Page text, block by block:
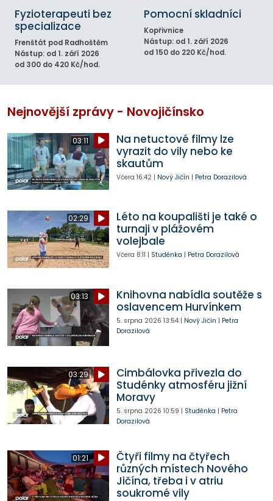
Fyzioterapeuti bez
specializace
Frenštát pod Radhoštěm
Nástup: od 1. září 2026
od 300 do 420 Kč/hod.
Pomocní skladníci
Kopřivnice
Nástup: od 1. září 2026
od 150 do 220 Kč/hod.
Nejnovější zprávy - Novojičínsko
03:11
Na netuctové filmy lze
vyrazit do vily nebo ke
skautům
Včera 16:42| Nový Jičín | Petra Dorazilová
02:29
Léto na koupališti je také o
turnaji v plážovém
volejbale
Včera 8:11 | Studénka | Petra Dorazilová
03:13
Knihovna nabídla soutěže s
oslavencem Hurvínkem
5. srpna 2026 13:54| Nový Jičín | Petra
Dorazilová
03:29
Cimbálovka přivezla do
Studénky atmosféru jižní
Moravy
5. srpna 2026 10:59 | Studénka | Petra
Dorazilová
01:21
Čtyři filmy na čtyřech
různých místech Nového
Jičína, třeba i v atriu
soukromé vily